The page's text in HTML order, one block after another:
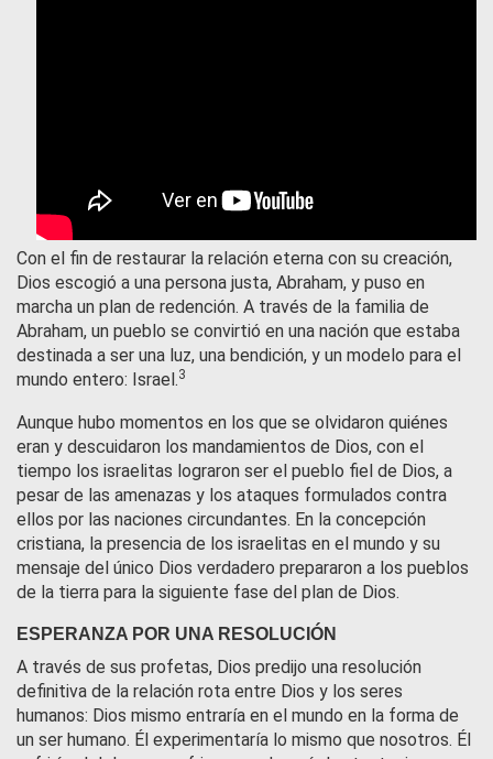
Con el fin de restaurar la relación eterna con su creación,
Dios escogió a una persona justa, Abraham, y puso en
marcha un plan de redención. A través de la familia de
Abraham, un pueblo se convirtió en una nación que estaba
destinada a ser una luz, una bendición, y un modelo para el
mundo entero: Israel.3
Aunque hubo momentos en los que se olvidaron quiénes
eran y descuidaron los mandamientos de Dios, con el
tiempo los israelitas lograron ser el pueblo fiel de Dios, a
pesar de las amenazas y los ataques formulados contra
ellos por las naciones circundantes. En la concepción
cristiana, la presencia de los israelitas en el mundo y su
mensaje del único Dios verdadero prepararon a los pueblos
de la tierra para la siguiente fase del plan de Dios.
ESPERANZA POR UNA RESOLUCIÓN
A través de sus profetas, Dios predijo una resolución
definitiva de la relación rota entre Dios y los seres
humanos: Dios mismo entraría en el mundo en la forma de
un ser humano. Él experimentaría lo mismo que nosotros. Él